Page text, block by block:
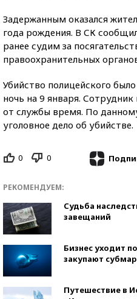
Задержанным оказался
года рождения. В СК
ранее судим за
правоохранительных
Убийство полицейского
ночь на 9 января.
от службы время. По
уголовное дело об убийстве.
0 0
РЕКОМЕНДУЕМ:
Судьба
завещаний
Бизнес уходит
закупают
Путешествие в